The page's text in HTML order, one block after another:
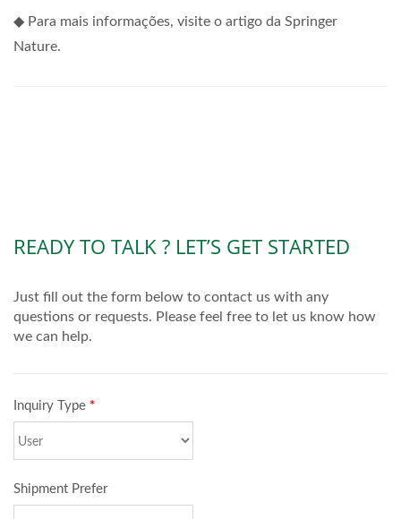
◆ Para mais informações, visite o artigo da Springer
Nature.